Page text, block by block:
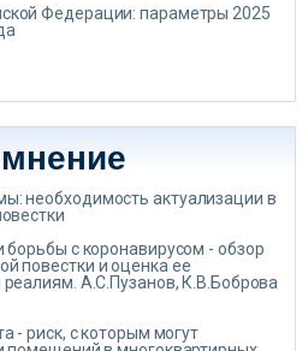
Федерации: параметры 2025
необходимость актуализации в
борьбы с коронавирусом - обзор
повестки и оценка ее
А.С.Пузанов, К.В.Боброва
- риск, с которым могут